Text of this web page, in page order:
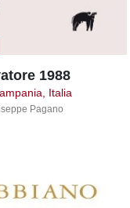
1988
Italia
Pagano